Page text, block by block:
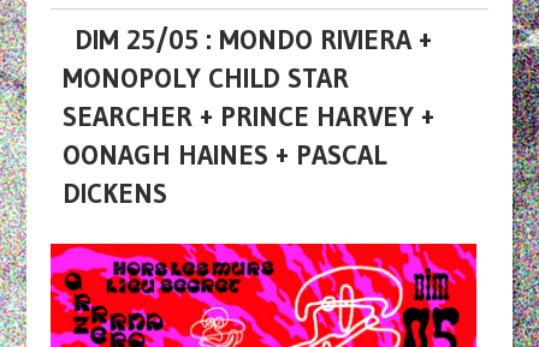
DIM 25/05 : MONDO RIVIERA +
MONOPOLY CHILD STAR
SEARCHER + PRINCE HARVEY +
OONAGH HAINES + PASCAL
DICKENS